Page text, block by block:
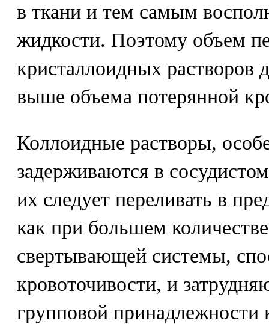
в ткани и тем самым
жидкости. Поэтому объем
кристаллоидных растворов
выше объема потерянной
Коллоидные растворы,
задерживаются в
их следует переливать в
как при большем
свертывающей системы,
кровоточивости, и
групповой принадлежности